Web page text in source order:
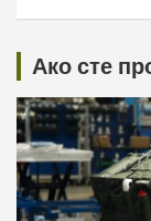
Ако сте